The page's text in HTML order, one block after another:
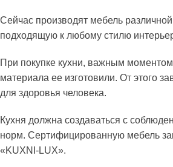
Сейчас производят мебель
подходящую к любому стилю
При покупке кухни, важным моментом
материала ее изготовили. От этого
для здоровья человека.
Кухня должна создаваться с
норм. Сертифицированную мебель
«KUXNI-LUX».